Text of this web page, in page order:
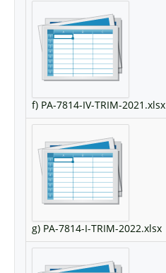
f) PA-7814-IV-TRIM-2021.xlsx
g) PA-7814-I-TRIM-2022.xlsx